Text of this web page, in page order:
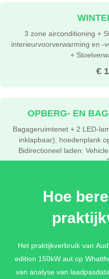
€
3 zone airconditioning +
interieurvoorverwarming en -
+
OPBERG- EN
Bagageruimtenet + 2 LED-
inklapbaar); hoedenplank
Bidirectioneel laden:
€
Hoe
Het praktijkverbruik van
edition 150kW aut op
van analyse van